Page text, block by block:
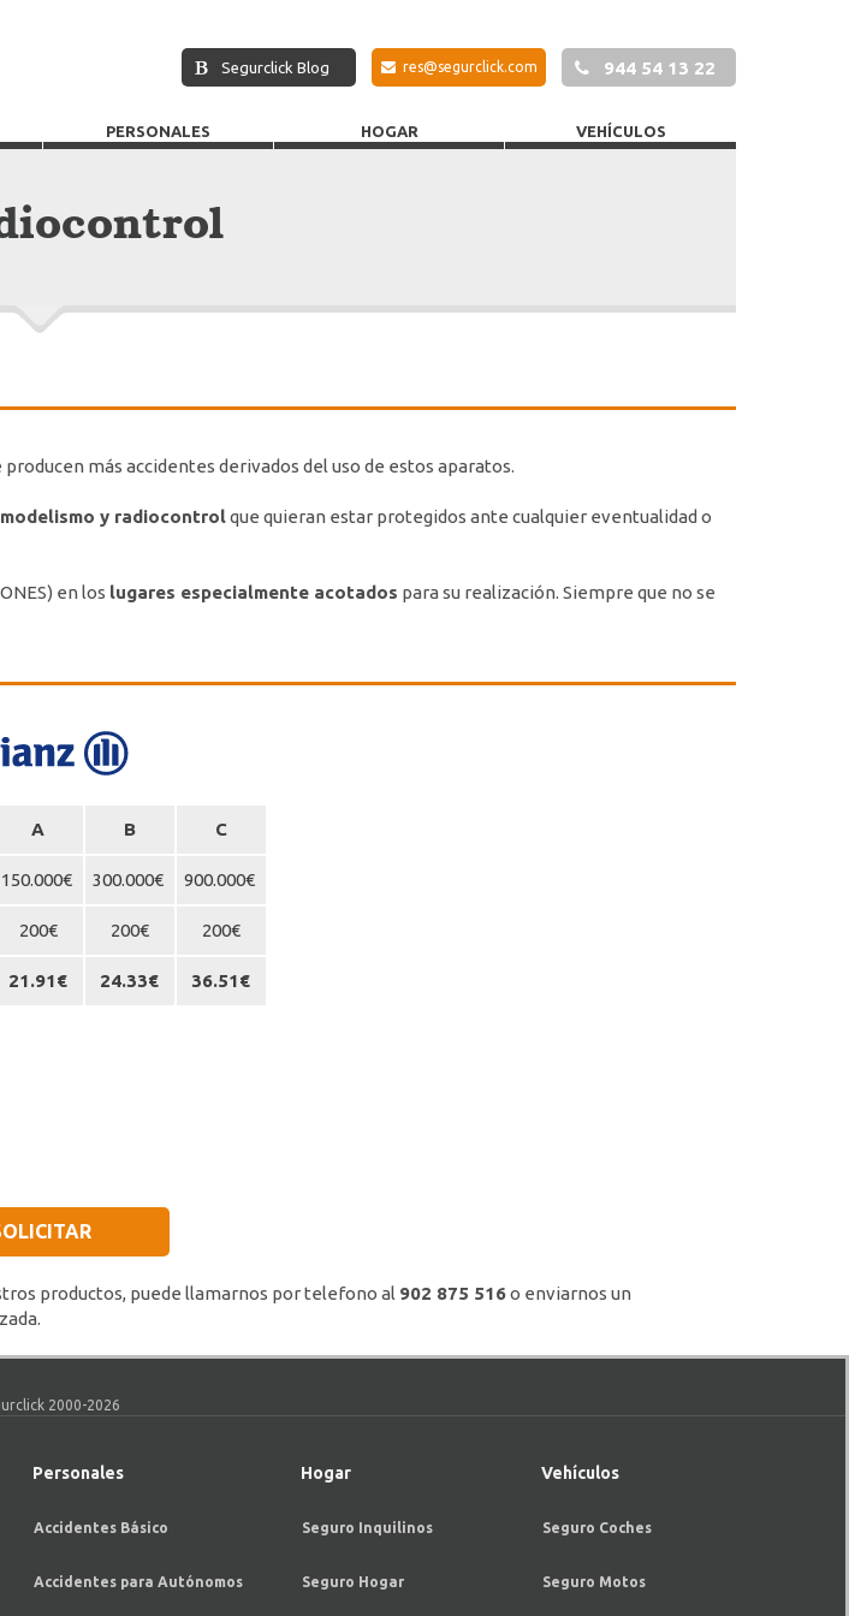
944 54 13 22
res@segurclick.com
Segurclick Blog
PERSONALES HOGAR VEHÍCULOS
más accidentes derivados del uso de estos aparatos.
y radiocontrolque quieran estar protegidos ante cualquier eventualidad o
en los lugares especialmente acotados para su realización. Siempre que no se
A B C
150.000€ 300.000€ 900.000€
200€ 200€ 200€
21.91€ 24.33€ 36.51€
productos, puede llamarnos por telefono al 902 875 516o enviarnos un
2000-2026
Personales
Accidentes Básico
Accidentes para Autónomos
Hogar
Seguro Inquilinos
Seguro Hogar
Vehículos
Seguro Coches
Seguro Motos